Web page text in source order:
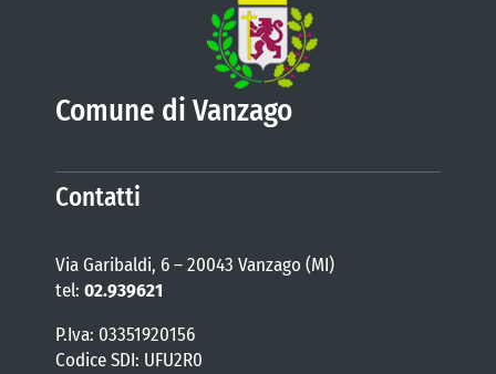
Comune di Vanzago
Contatti
Via Garibaldi, 6 – 20043 Vanzago (MI)
tel: 02.939621
P.Iva: 03351920156
Codice SDI: UFU2R0